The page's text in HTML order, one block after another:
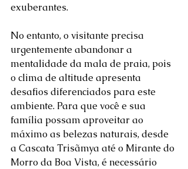
exuberantes.
No entanto, o visitante precisa
urgentemente abandonar a
mentalidade da mala de praia, pois
o clima de altitude apresenta
desafios diferenciados para este
ambiente. Para que você e sua
família possam aproveitar ao
máximo as belezas naturais, desde
a Cascata Trisãmya até o Mirante do
Morro da Boa Vista, é necessário